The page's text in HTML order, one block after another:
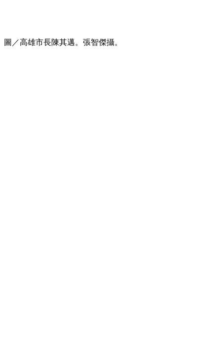
圖／高雄市長陳其邁。張智傑攝。